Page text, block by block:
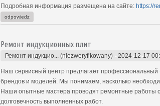
Подробная информация размещена на сайте: https://
odpowiedz
Ремонт индукционных плит
Ремонт индукцио... (niezweryfikowany) - 2024-12-17
Наш сервисный центр предлагает профессиональный
брендов и моделей. Мы понимаем, насколько
Наши опытные мастера проводят ремонтные работы с
долговечность выполненных работ.